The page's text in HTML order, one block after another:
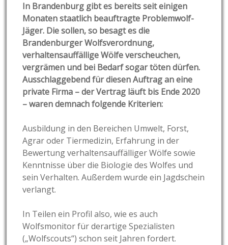
In Brandenburg gibt es bereits seit einigen
Monaten staatlich beauftragte Problemwolf-
Jäger. Die sollen, so besagt es die
Brandenburger Wolfsverordnung,
verhaltensauffällige Wölfe verscheuchen,
vergrämen und bei Bedarf sogar töten dürfen.
Ausschlaggebend für diesen Auftrag an eine
private Firma – der Vertrag läuft bis Ende 2020
– waren demnach folgende Kriterien:
Ausbildung in den Bereichen Umwelt, Forst,
Agrar oder Tiermedizin, Erfahrung in der
Bewertung verhaltensauffälliger Wölfe sowie
Kenntnisse über die Biologie des Wolfes und
sein Verhalten. Außerdem wurde ein Jagdschein
verlangt.
In Teilen ein Profil also, wie es auch
Wolfsmonitor für derartige Spezialisten
(„Wolfscouts“) schon seit Jahren fordert.